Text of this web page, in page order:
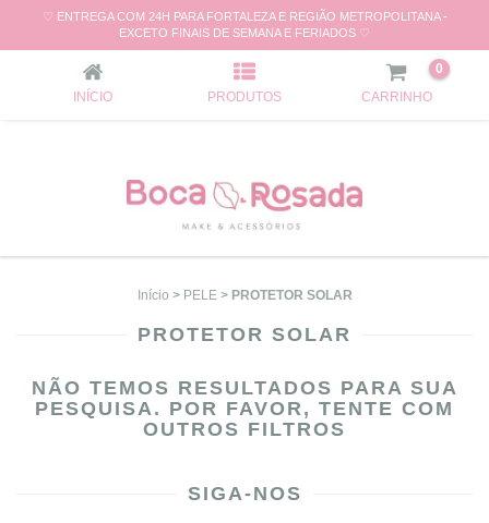
♡ ENTREGA COM 24H PARA FORTALEZA E REGIÃO METROPOLITANA -
EXCETO FINAIS DE SEMANA E FERIADOS ♡
PROTETOR SOLAR
INÍCIO PRODUTOS CARRINHO
0
Início > PELE > PROTETOR SOLAR
PROTETOR SOLAR
NÃO TEMOS RESULTADOS PARA SUA
PESQUISA. POR FAVOR, TENTE COM
OUTROS FILTROS
SIGA-NOS